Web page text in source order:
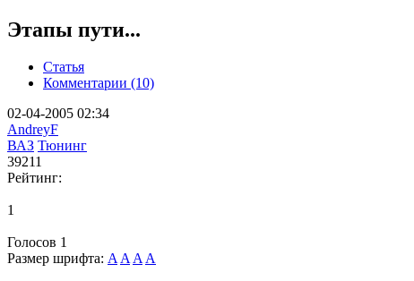
Этапы пути...
Статья
Комментарии (10)
02-04-2005 02:34
AndreyF
ВАЗ Тюнинг
39211
Рейтинг:
1
Голосов 1
Размер шрифта: AAAA